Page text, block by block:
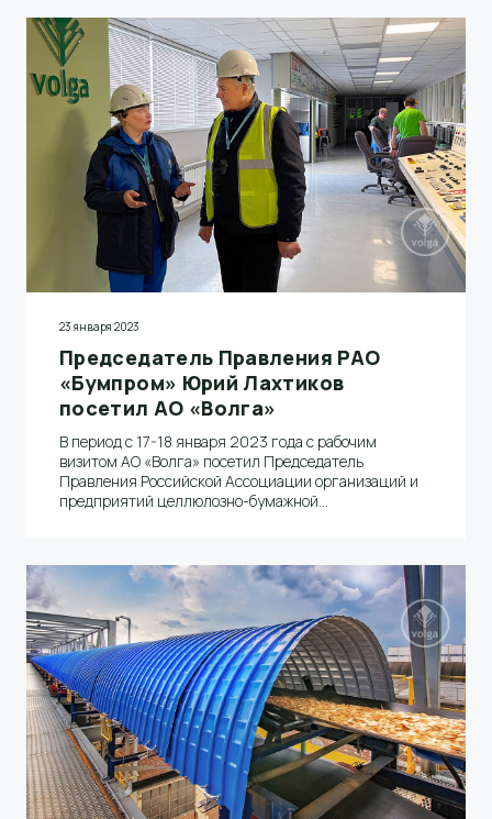
23 января 2023
Председатель Правления РАО
«Бумпром» Юрий Лахтиков
посетил АО «Волга»
В период с 17-18 января 2023 года с рабочим
визитом АО «Волга» посетил Председатель
Правления Российской Ассоциации организаций и
предприятий целлюлозно-бумажной